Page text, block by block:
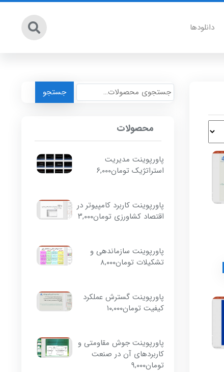
دانلودها
جستجو
برای:
جستجو
محصولات
پاورپوینت مدیریت
استراتژیک تومان۶,۰۰۰
پاورپوینت کاربرد کامپیوتر در
اقتصاد کشاورزی تومان۳,۰۰۰
پاورپوینت سازماندهی و
تشکیلات تومان۸,۰۰۰
پاورپوینت گسترش عملکرد
کیفیت تومان۱۰,۰۰۰
پاورپوینت جوش مقاومتی و
کاربردهای آن در صنعت
تومان۹,۰۰۰